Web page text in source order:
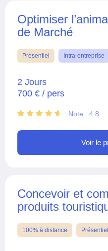
Optimiser
de Marché
Présentiel Intra-entreprise
2 Jours
700 € / pers
Note : 4.8
Voir le
Concevoir et
produits
100% à distance Présentiel